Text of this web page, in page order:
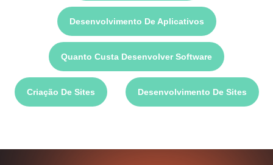
Desenvolvimento De Aplicativos
Quanto Custa Desenvolver Software
Criação De Sites Desenvolvimento De Sites